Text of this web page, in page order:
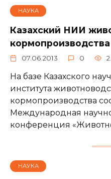
НАУКА
Казахский НИИ
07.06.2013 0
На базе Казахского
института
кормопроизводства
Международная
конференция
НАУКА